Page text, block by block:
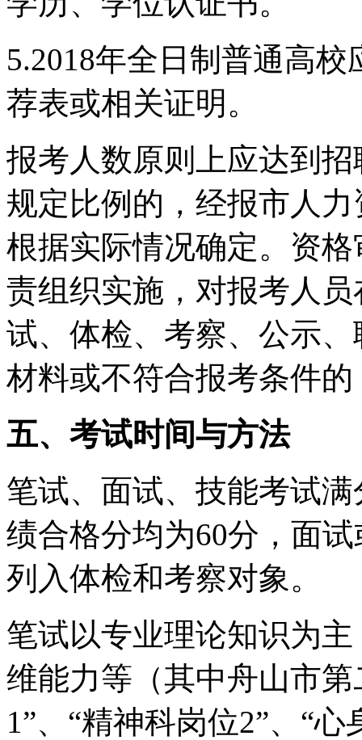
5.2018年全日制普通高校
荐表或相关证明。
报考人数原则上应达到
规定比例的，经报市人
根据实际情况确定。资
责组织实施，对报考人
试、体检、考察、公示
材料或不符合报考条件
五、考试时间与方法
笔试、面试、技能考试满
绩合格分均为60分，面
列入体检和考察对象。
笔试以专业理论知识为
维能力等（其中舟山市
1”、 “精神科岗位2”、 “心